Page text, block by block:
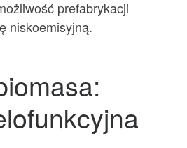
prefabrykacji
niskoemisyjną.